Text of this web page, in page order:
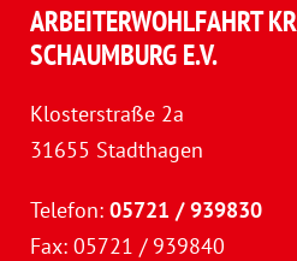
ARBEITERWOHLFAHRT
SCHAUMBURG E.V.
Klosterstraße 2a
31655 Stadthagen
Telefon: 05721 / 939830
Fax: 05721 / 939840